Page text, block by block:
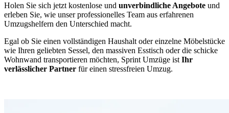
Holen Sie sich jetzt kostenlose und unverbindliche Angebote und
erleben Sie, wie unser professionelles Team aus erfahrenen
Umzugshelfern den Unterschied macht.
Egal ob Sie einen vollständigen Haushalt oder einzelne Möbelstücke
wie Ihren geliebten Sessel, den massiven Esstisch oder die schicke
Wohnwand transportieren möchten, Sprint Umzüge ist Ihr
verlässlicher Partner für einen stressfreien Umzug.